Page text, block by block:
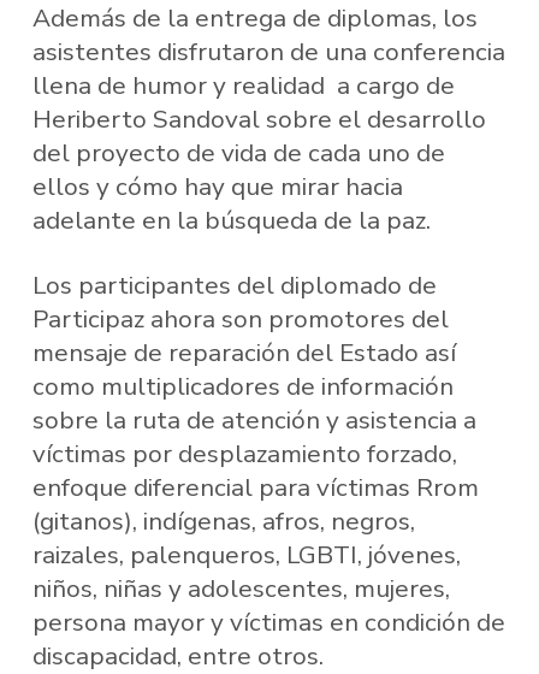
Además de la entrega de diplomas, los
asistentes disfrutaron de una conferencia
llena de humor y realidad a cargo de
Heriberto Sandoval sobre el desarrollo
del proyecto de vida de cada uno de
ellos y cómo hay que mirar hacia
adelante en la búsqueda de la paz.
Los participantes del diplomado de
Participaz ahora son promotores del
mensaje de reparación del Estado así
como multiplicadores de información
sobre la ruta de atención y asistencia a
víctimas por desplazamiento forzado,
enfoque diferencial para víctimas Rrom
(gitanos), indígenas, afros, negros,
raizales, palenqueros, LGBTI, jóvenes,
niños, niñas y adolescentes, mujeres,
persona mayor y víctimas en condición de
discapacidad, entre otros.